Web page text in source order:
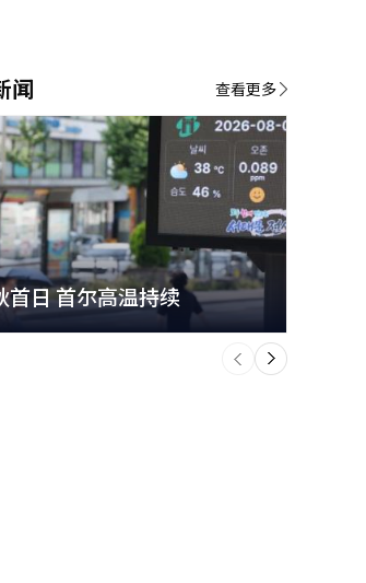
闻
首日 首尔高温持续
下
一
个
查看更多